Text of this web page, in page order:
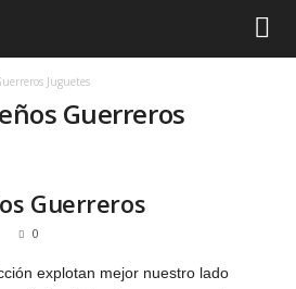
Juguetes
Guerreros
Guerreros
0
explotan mejor nuestro lado